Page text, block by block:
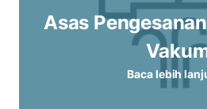
Asas
Baca lebih